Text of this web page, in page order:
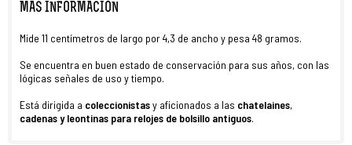
MÁS INFORMACIÓN
Mide 11 centímetros de largo por 4,3 de ancho y pesa 48 gramos.
Se encuentra en buen estado de conservación para sus años, con las
lógicas señales de uso y tiempo.
Está dirigida a coleccionistasy aficionados a las chatelaines,
cadenas y leontinas para relojes de bolsillo antiguos.